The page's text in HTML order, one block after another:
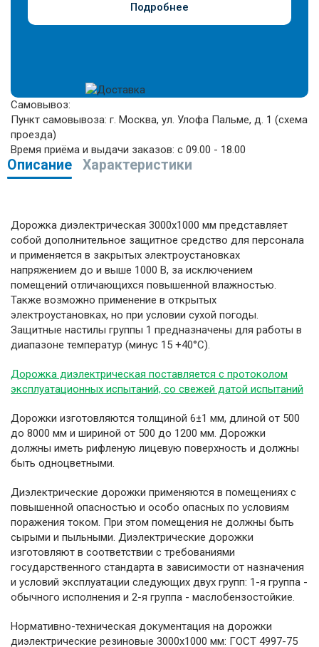
Подробнее
Самовывоз:
Пункт самовывоза: г. Москва, ул. Улофа Пальме, д. 1 (схема
проезда)
Время приёма и выдачи заказов: c 09.00 - 18.00
Описание Характеристики
Дорожка диэлектрическая 3000х1000 мм представляет
собой дополнительное защитное средство для персонала
и применяется в закрытых электроустановках
напряжением до и выше 1000 В, за исключением
помещений отличающихся повышенной влажностью.
Также возможно применение в открытых
электроустановках, но при условии сухой погоды.
Защитные настилы группы 1 предназначены для работы в
диапазоне температур (минус 15 +40°С).
Дорожка диэлектрическая поставляется с протоколом
эксплуатационных испытаний, со свежей датой испытаний
Дорожки изготовляются толщиной 6±1 мм, длиной от 500
до 8000 мм и шириной от 500 до 1200 мм. Дорожки
должны иметь рифленую лицевую поверхность и должны
быть одноцветными.
Диэлектрические дорожки применяются в помещениях с
повышенной опасностью и особо опасных по условиям
поражения током. При этом помещения не должны быть
сырыми и пыльными. Диэлектрические дорожки
изготовляют в соответствии с требованиями
государственного стандарта в зависимости от назначения
и условий эксплуатации следующих двух групп: 1-я группа -
обычного исполнения и 2-я группа - маслобензостойкие.
Нормативно-техническая документация на дорожки
диэлектрические резиновые 3000х1000 мм: ГОСТ 4997-75